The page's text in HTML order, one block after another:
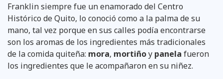
Franklin siempre fue un enamorado del Centro
Histórico de Quito, lo conoció como a la palma de su
mano, tal vez porque en sus calles podía encontrarse
son los aromas de los ingredientes más tradicionales
de la comida quiteña: mora, mortiñoy panela fueron
los ingredientes que le acompañaron en su niñez.